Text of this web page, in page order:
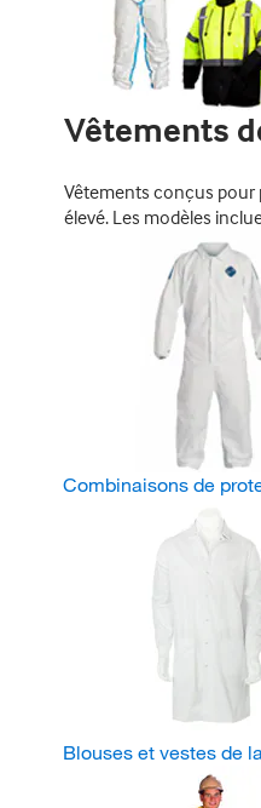
Vêtements
Vêtements conçus pour
élevé. Les modèles
Combinaisons de
Blouses et vestes de